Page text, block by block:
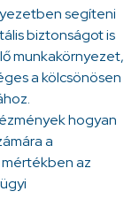
segíteni
biztonságot is
munkakörnyezet,
a kölcsönösen
hogyan
a
az